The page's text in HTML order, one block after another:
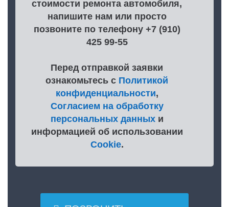
стоимости ремонта автомобиля,
напишите нам или просто
позвоните по телефону +7 (910)
425 99-55
Перед отправкой заявки
ознакомьтесь с Политикой
конфиденциальности,
Согласием на обработку
персональных данныхи
информацией об использовании
Cookie.